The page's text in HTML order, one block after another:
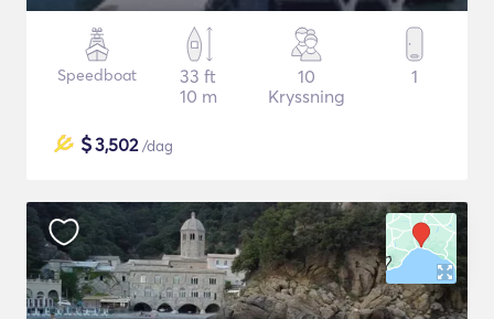
Speedboat
33 ft
10 m
10
Kryssning
1
$3,502/dag